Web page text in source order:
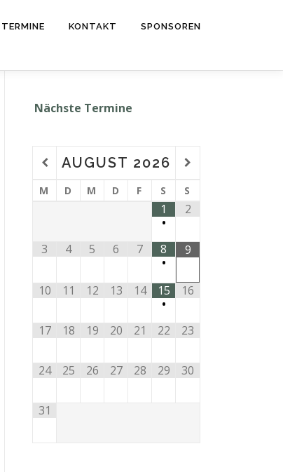
TERMINE KONTAKT SPONSOREN
Nächste Termine
AUGUST 2026
M D M D F S S
1
•
2
3 4 5 6 7
8
•
9
10 11 12 13 14
15
•
16
17 18 19 20 21 22 23
24 25 26 27 28 29 30
31